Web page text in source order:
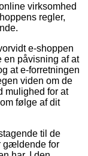
virksomhed
regler,
e-shoppen
påvisning af at
at e-forretningen
viden om de
mulighed for at
følge af dit
til de
gældende for